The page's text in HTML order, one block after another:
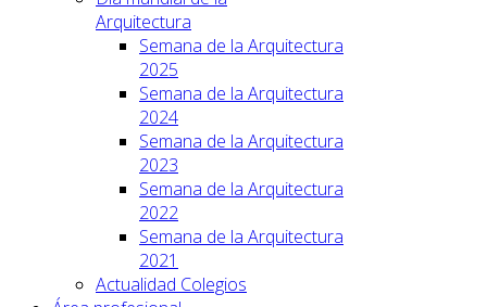
Arquitectura
Semana de la Arquitectura
2025
Semana de la Arquitectura
2024
Semana de la Arquitectura
2023
Semana de la Arquitectura
2022
Semana de la Arquitectura
2021
Actualidad Colegios